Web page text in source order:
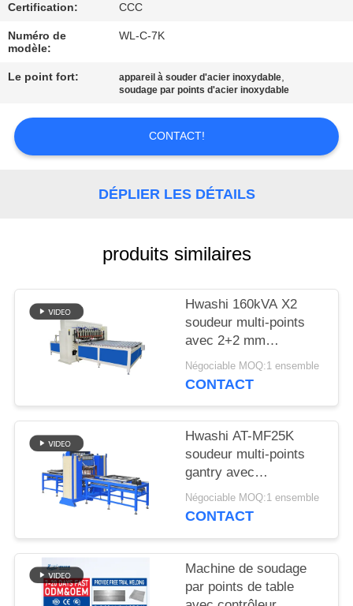
CONTACTEZ-
NOUS
CAS
DEMANDEZ
UNE
CITATION
PLAN
SITE
POLITIQUE
MATIÈRE
DE
PROTECTION
Certification: CCC
Numéro de
modèle:
WL-C-7K
Le point fort: appareil à souder d'acier inoxydable,
soudage par points d'acier inoxydable
CONTACT!
DÉPLIER LES DÉTAILS
produits similaires
Hwashi 160kVA X2
soudeur multi-points
avec 2+2 mm
d'épaisseur maximale
de soudage et bras
Négociable MOQ:1 ensemble
CONTACT
Hwashi AT-MF25K
soudeur multi-points
gantry avec
alimentation par
inverseur MFDC
espacement réglable
des électrodes pour
raffermisseurs de tôle
Négociable MOQ:1 ensemble
CONTACT
Machine de soudage
par points de table